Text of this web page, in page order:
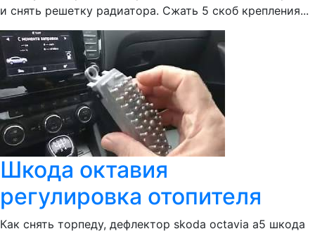
и снять решетку радиатора. Сжать 5 скоб крепления...
Шкода октавия
регулировка отопителя
Как снять торпеду, дефлектор skoda octavia a5 шкода